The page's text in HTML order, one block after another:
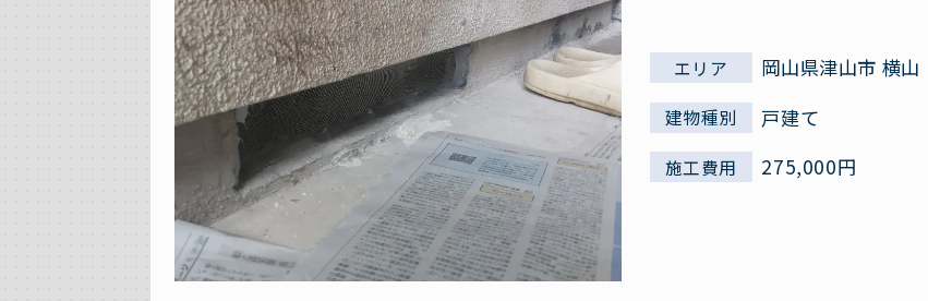
エリア 岡山県津山市 横山
建物種別 戸建て
施工費用 275,000円